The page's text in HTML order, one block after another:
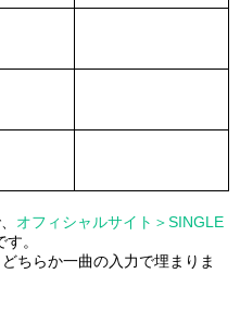
オフィシャルサイト＞SINGLE
。
ちらか一曲の入力で埋まりま